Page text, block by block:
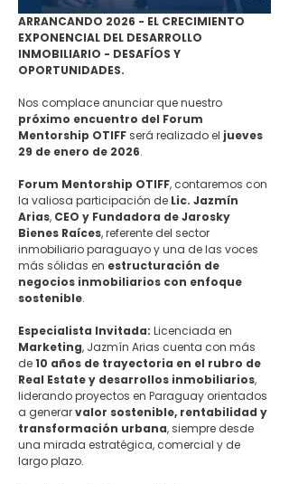
ARRANCANDO 2026 - EL CRECIMIENTO
EXPONENCIAL DEL DESARROLLO
INMOBILIARIO - DESAFÍOS Y
OPORTUNIDADES.
próximo encuentro del Forum
Mentorship OTIFF será realizado el jueves
29 de enero de 2026.
Forum Mentorship OTIFF, contaremos con
la valiosa participación de Lic. Jazmín
Arias, CEO y Fundadora de Jarosky
Bienes Raíces, referente del sector
inmobiliario paraguayo y una de las voces
más sólidas en estructuración de
negocios inmobiliarios con enfoque
sostenible.
Especialista Invitada:
Marketing, Jazmín Arias cuenta con más
de 10 años de trayectoria en el rubro de
Real Estate y desarrollos inmobiliarios,
liderando proyectos en Paraguay orientados
a generar valor sostenible, rentabilidad y
transformación urbana, siempre desde
una mirada estratégica, comercial y de
largo plazo.